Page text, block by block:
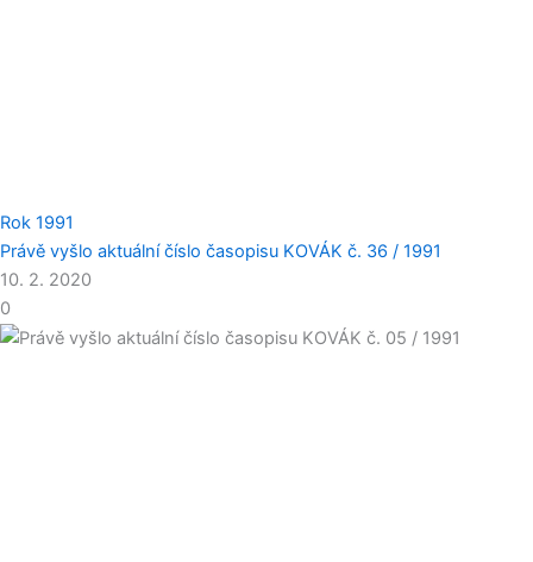
Rok 1991
Právě vyšlo aktuální číslo časopisu KOVÁK č. 36 / 1991
10. 2. 2020
0